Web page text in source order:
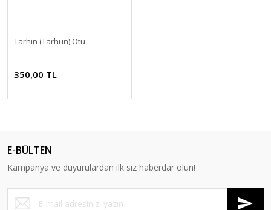
Tarhın (Tarhun) Otu
350,00 TL
E-BÜLTEN
Kampanya ve duyurulardan ilk siz haberdar olun!